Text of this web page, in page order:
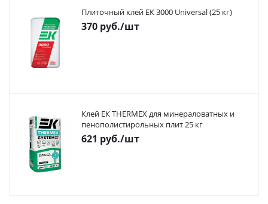
Плиточный клей ЕК 3000 Universal (25 кг)
370 руб./шт
Клей ЕК THERMEX для минераловатных и
пенополистирольных плит 25 кг
621 руб./шт